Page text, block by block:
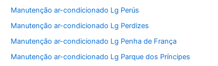
Manutenção ar-condicionado Lg Perús
Manutenção ar-condicionado Lg Perdizes
Manutenção ar-condicionado Lg Penha de França
Manutenção ar-condicionado Lg Parque dos Príncipes